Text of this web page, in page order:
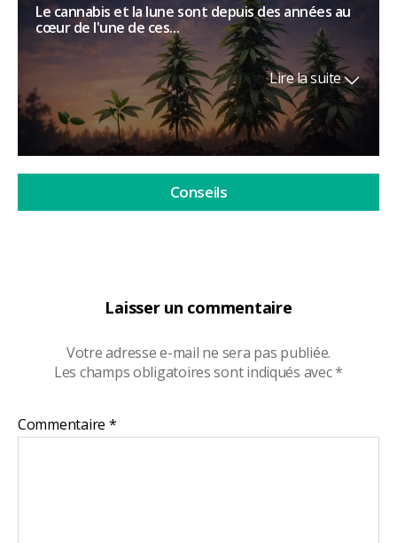
Laisser un commentaire
Votre adresse e-mail ne sera pas publiée.
Les champs obligatoires sont indiqués avec*
Commentaire *
Le cannabis et la lune sont depuis des années au
cœur de l'une de ces...
Lire la suite
Conseils